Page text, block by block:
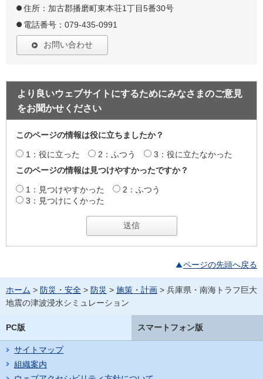
住所：加古郡播磨町東本荘1丁目5番30号
電話番号：079-435-0991
お問い合わせ
より良いウェブサイトにするためにみなさまのご意見
をお聞かせください
このページの情報は役に立ちましたか？
1：役に立った 2：ふつう
3：役に立たなかった
このページの情報は見つけやすかったですか？
1：見つけやすかった
2：ふつう
3：見つけにくかった
ページの先頭へ戻る
ホーム > 防災・安全 > 防災 > 施策・計画 > 兵庫県・南海トラフ巨大
地震の津波浸水シミュレーション
PC版 スマートフォン版
サイトマップ
組織案内